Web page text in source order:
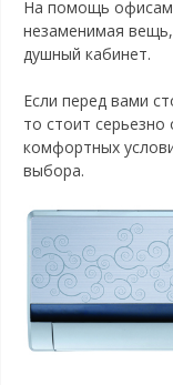
На помощь офисам
незаменимая
душный кабинет.
Если перед вами
то стоит серьезно
комфортных
выбора.